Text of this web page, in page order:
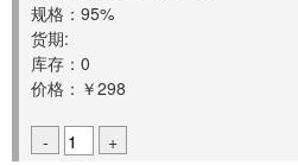
规格：95%
货期:
库存：0
价格：￥298
- +